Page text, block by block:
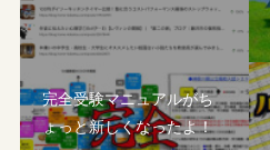
完全受験マニュアルがち
ょっと新しくなったよ！